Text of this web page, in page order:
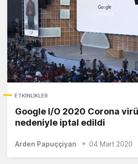
ETKINLIKLER
Google I/O 2020 Corona
nedeniyle iptal edildi
Arden Papuççiyan 04 Mart 2020